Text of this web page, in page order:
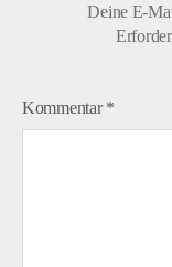
Deine E-
Kommentar*